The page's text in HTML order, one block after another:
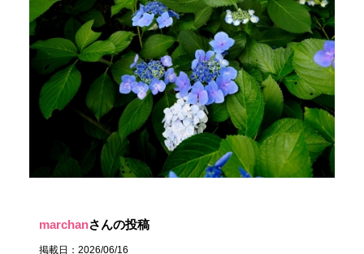
marchanさんの投稿
掲載日：2026/06/16